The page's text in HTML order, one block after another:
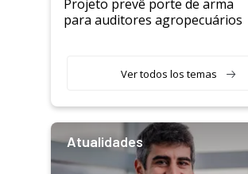
Projeto prevê porte de arma
para auditores agropecuários
Ver todos los temas
Atualidades